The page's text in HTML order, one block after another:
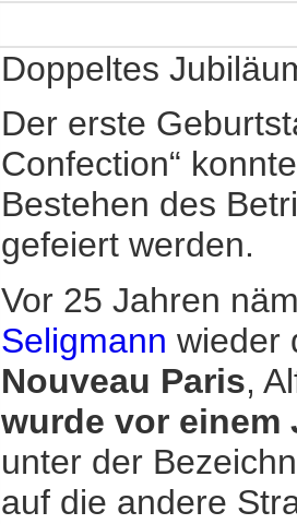
Doppeltes
Der erste
Confection“
Bestehen des
gefeiert werden.
Vor 25 Jahren
Seligmann wieder
Nouveau Paris,
wurde vor
unter der
auf die andere